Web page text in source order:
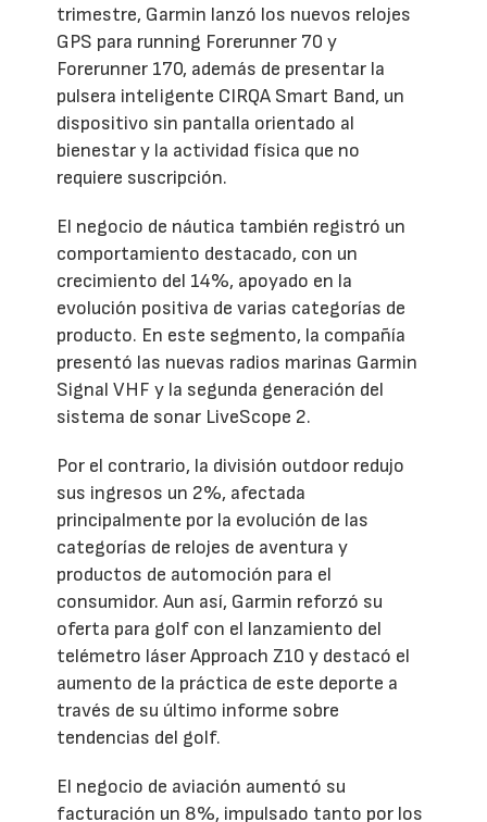
trimestre, Garmin lanzó los nuevos relojes
GPS para running Forerunner 70 y
Forerunner 170, además de presentar la
pulsera inteligente CIRQA Smart Band, un
dispositivo sin pantalla orientado al
bienestar y la actividad física que no
requiere suscripción.
El negocio de náutica también registró un
comportamiento destacado, con un
crecimiento del 14%, apoyado en la
evolución positiva de varias categorías de
producto. En este segmento, la compañía
presentó las nuevas radios marinas Garmin
Signal VHF y la segunda generación del
sistema de sonar LiveScope 2.
Por el contrario, la división outdoor redujo
sus ingresos un 2%, afectada
principalmente por la evolución de las
categorías de relojes de aventura y
productos de automoción para el
consumidor. Aun así, Garmin reforzó su
oferta para golf con el lanzamiento del
telémetro láser Approach Z10 y destacó el
aumento de la práctica de este deporte a
través de su último informe sobre
tendencias del golf.
El negocio de aviación aumentó su
facturación un 8%, impulsado tanto por los